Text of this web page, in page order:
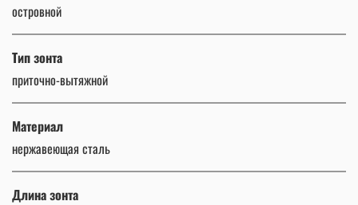
островной
Тип зонта
приточно-вытяжной
Материал
нержавеющая сталь
Длина зонта